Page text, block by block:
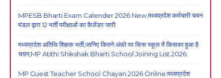
MPESB Bharti Exam Calender 2026 New,मध्यप्रदेश कर्मचारी चयन
मंडल द्वारा 12 भर्ती परीक्षाओं का कैलेंडर जारी
मध्यप्रदेश अतिथि शिक्षक भर्ती,जानिए कितने अंको पर किस स्कूल में किसका हुआ है
चयन,MP Atithi Shikshak Bharti School Joining List 2026
MP Guest Teacher School Chayan 2026 Online:मध्यप्रदेश